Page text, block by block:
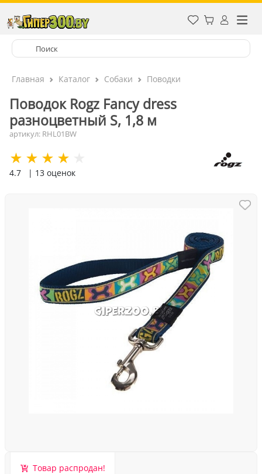
Главная Каталог Собаки Поводки
Поводок Rogz Fancy dress
разноцветный S, 1,8 м
артикул: RHL01BW
4.7 | 13 оценок
Товар распродан!